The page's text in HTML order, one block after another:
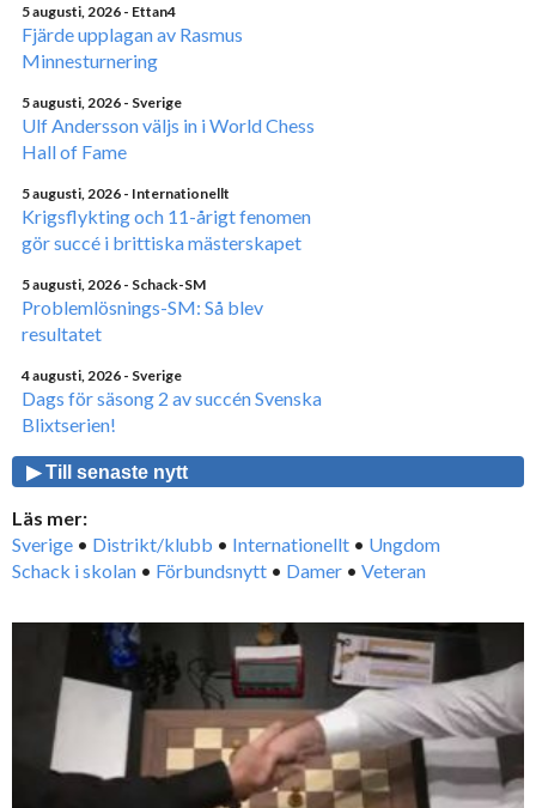
5 augusti, 2026 - Ettan4
Fjärde upplagan av Rasmus
Minnesturnering
5 augusti, 2026 - Sverige
Ulf Andersson väljs in i World Chess
Hall of Fame
5 augusti, 2026 - Internationellt
Krigsflykting och 11-årigt fenomen
gör succé i brittiska mästerskapet
5 augusti, 2026 - Schack-SM
Problemlösnings-SM: Så blev
resultatet
4 augusti, 2026 - Sverige
Dags för säsong 2 av succén Svenska
Blixtserien!
▶ Till senaste nytt
Läs mer:
Sverige • Distrikt/klubb • Internationellt • Ungdom
Schack i skolan • Förbundsnytt • Damer • Veteran